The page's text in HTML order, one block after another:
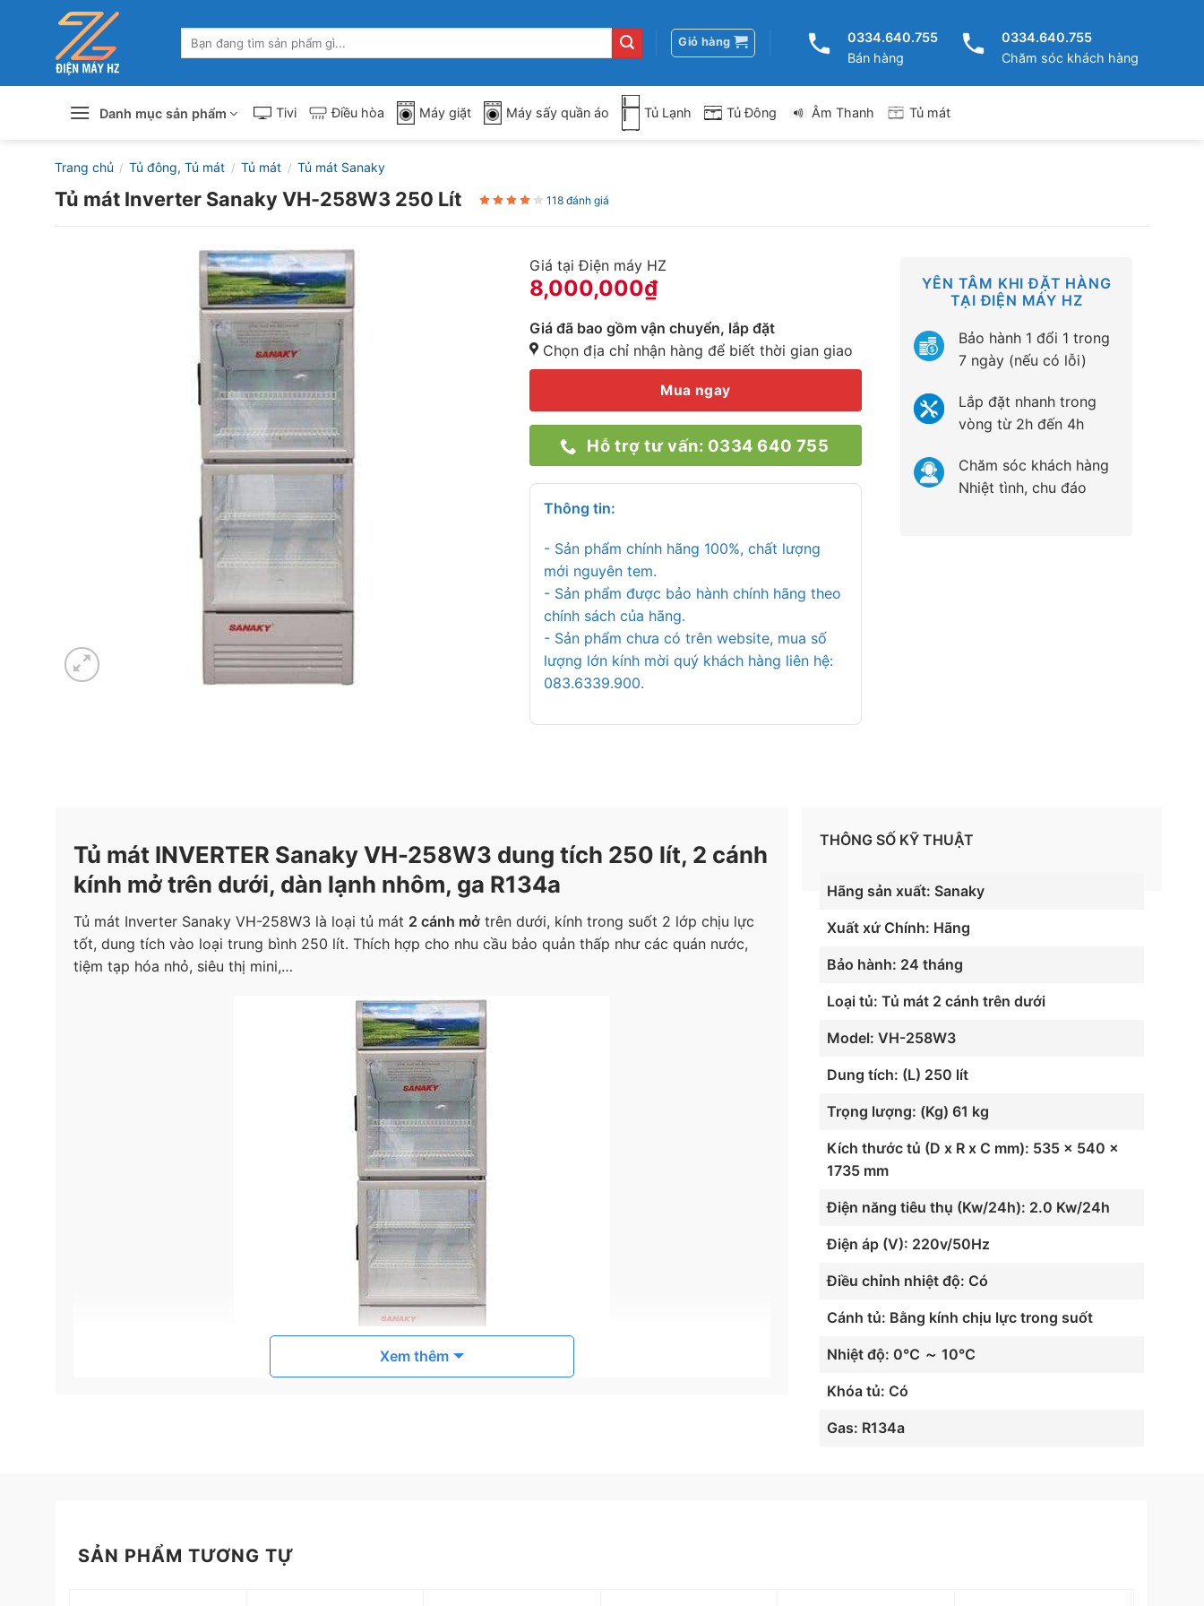
Tìm
kiếm:
Giỏ hàng
0334.640.755
Bán hàng
0334.640.755
Chăm sóc khách hàng
Danh mục sản phẩm Tivi Điều hòa Máy giặt Máy sấy quần áo Tủ Lạnh Tủ Đông Âm Thanh Tủ mát
Trang chủ / Tủ đông, Tủ mát / Tủ mát / Tủ mát Sanaky
Tủ mát Inverter Sanaky VH-258W3 250 Lít 118 đánh giá
Giá tại Điện máy HZ
8,000,000₫
Giá đã bao gồm vận chuyển, lắp đặt
Chọn địa chỉ nhận hàng để biết thời gian giao
Mua ngay
Hỗ trợ tư vấn: 0334 640 755
Thông tin:
- Sản phẩm chính hãng 100%, chất lượng
mới nguyên tem.
- Sản phẩm được bảo hành chính hãng theo
chính sách của hãng.
- Sản phẩm chưa có trên website, mua số
lượng lớn kính mời quý khách hàng liên hệ:
083.6339.900.
YÊN TÂM KHI ĐẶT HÀNG
TẠI ĐIỆN MÁY HZ
Bảo hành 1 đổi 1 trong
7 ngày (nếu có lỗi)
Lắp đặt nhanh trong
vòng từ 2h đến 4h
Chăm sóc khách hàng
Nhiệt tình, chu đáo
Tủ mát INVERTER Sanaky VH-258W3 dung tích 250 lít, 2 cánh
kính mở trên dưới, dàn lạnh nhôm, ga R134a
Tủ mát Inverter Sanaky VH-258W3 là loại tủ mát 2 cánh mở trên dưới, kính trong suốt 2 lớp chịu lực
tốt, dung tích vào loại trung bình 250 lít. Thích hợp cho nhu cầu bảo quản thấp như các quán nước,
tiệm tạp hóa nhỏ, siêu thị mini,…
Lớp thành tủ dày giữ nhiệt.
Xem thêm
THÔNG SỐ KỸ THUẬT
Hãng sản xuất: Sanaky
Xuất xứ Chính: Hãng
Bảo hành: 24 tháng
Loại tủ: Tủ mát 2 cánh trên dưới
Model: VH-258W3
Dung tích: (L) 250 lít
Trọng lượng: (Kg) 61 kg
Kích thước tủ (D x R x C mm): 535 × 540 ×
1735 mm
Điện năng tiêu thụ (Kw/24h): 2.0 Kw/24h
Điện áp (V): 220v/50Hz
Điều chỉnh nhiệt độ: Có
Cánh tủ: Bằng kính chịu lực trong suốt
Nhiệt độ: 0℃ ～ 10℃
Khóa tủ: Có
Gas: R134a
SẢN PHẨM TƯƠNG TỰ